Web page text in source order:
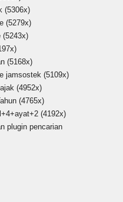
(5306x)
(5279x)
(5243x)
(5168x)
jamsostek (5109x)
(4952x)
(4765x)
(4192x)
plugin pencarian